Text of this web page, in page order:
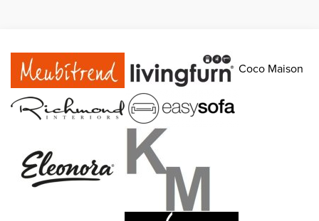
Coco Maison